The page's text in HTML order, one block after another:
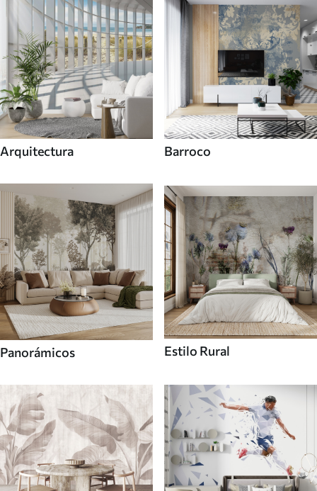
Arquitectura Barroco
Panorámicos Estilo Rural